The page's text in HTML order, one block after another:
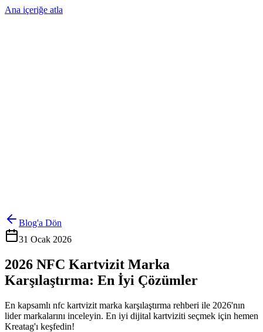
Ana içeriğe atla
Blog'a Dön
31 Ocak 2026
2026 NFC Kartvizit Marka
Karşılaştırma: En İyi Çözümler
En kapsamlı nfc kartvizit marka karşılaştırma rehberi ile 2026'nın
lider markalarını inceleyin. En iyi dijital kartviziti seçmek için hemen
Kreatag'ı keşfedin!